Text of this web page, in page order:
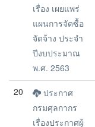
เรื่อง เผยแพร่
แผนการจัดซื้อ
จัดจ้าง ประจำ
ปีงบประมาณ
พ.ศ. 2563
20
ประกาศ
กรมศุลกากร
เรื่องประกาศผู้